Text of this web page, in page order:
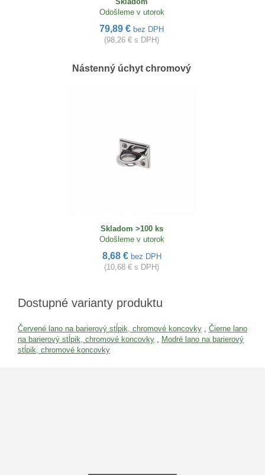
Odošleme v utorok
79,89 € bez DPH
(98,26 € s DPH)
Nástenný úchyt chromový
Skladom >100 ks
Odošleme v utorok
8,68 € bez DPH
(10,68 € s DPH)
Dostupné varianty produktu
Červené lano na barierový stĺpik, chromové koncovky
Čierne lano
na barierový stĺpik, chromové koncovky
Modré lano na barierový
stĺpik, chromové koncovky